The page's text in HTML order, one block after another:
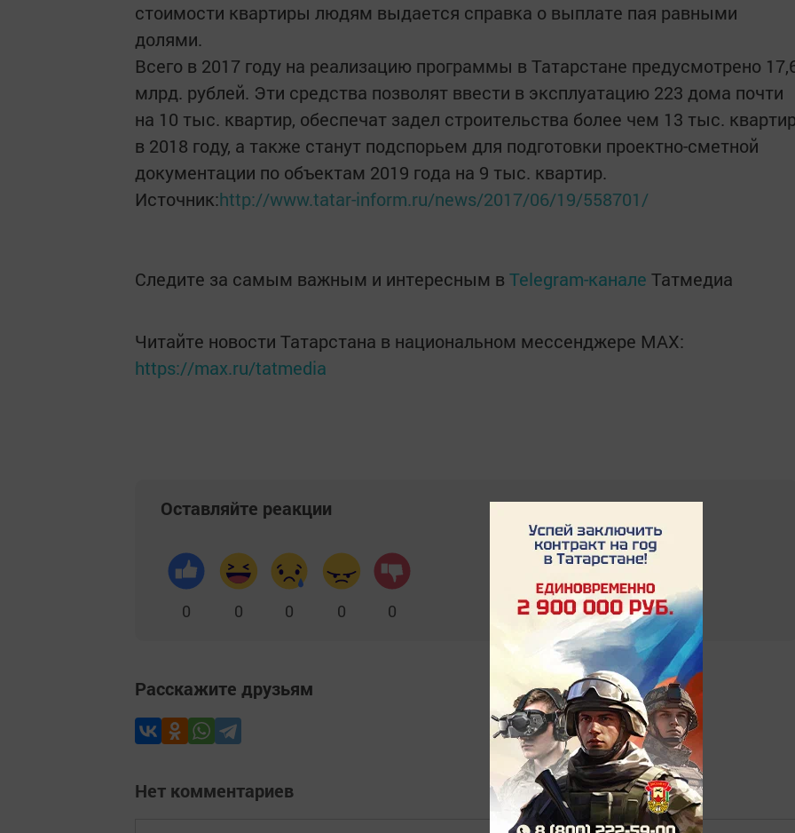
стоимости квартиры людям выдается справка о выплате пая равными
долями.
Всего в 2017 году на реализацию программы в Татарстане предусмотрено
млрд. рублей. Эти средства позволят ввести в эксплуатацию 223 дома почти
на 10 тыс. квартир, обеспечат задел строительства более чем 13 тыс.
в 2018 году, а также станут подспорьем для подготовки проектно-сметной
документации по объектам 2019 года на 9 тыс. квартир.
Источник:http://www.tatar-inform.ru/news/2017/06/19/558701/
Следите за самым важным и интересным в Telegram-канале Татмедиа
Читайте новости Татарстана в национальном мессенджере MАХ:
https://max.ru/tatmedia
Оставляйте реакции
0 0 0 0 0
Расскажите друзьям
Нет комментариев